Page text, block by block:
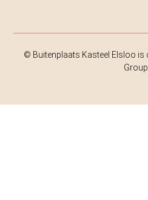
© Buitenplaats Kasteel Elsloo is
Group